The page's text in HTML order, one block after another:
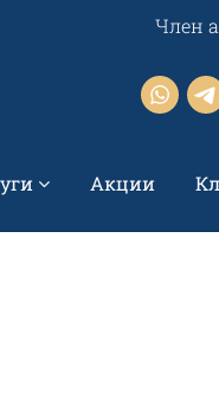
Член
Акции